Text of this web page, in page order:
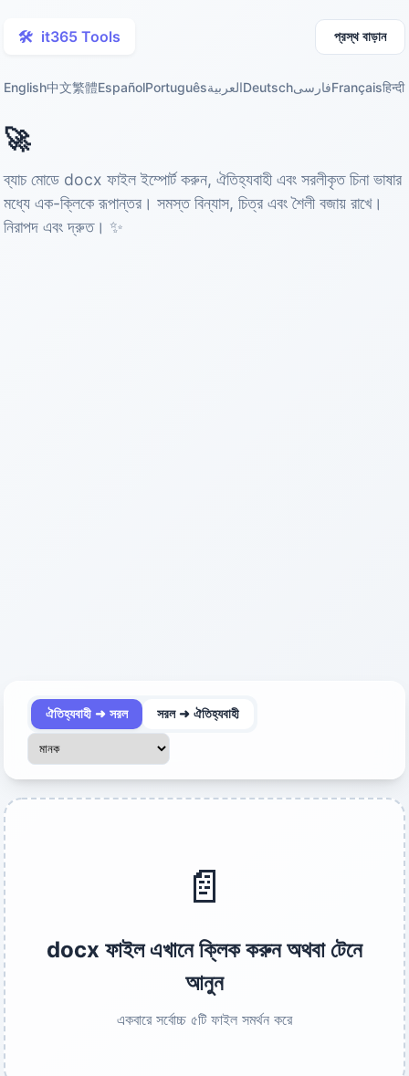
🛠️ it365 Tools প্রস্থ বাড়ান
English中文繁體EspañolPortuguêsالعربيةDeutschفارسیFrançaisहिन्दी
🚀
ব্যাচ মোডে docx ফাইল ইম্পোর্ট করুন, ঐতিহ্যবাহী এবং সরলীকৃত চিনা ভাষার
মধ্যে এক-ক্লিকে রূপান্তর। সমস্ত বিন্যাস, চিত্র এবং শৈলী বজায় রাখে।
নিরাপদ এবং দ্রুত। ✨
ঐতিহ্যবাহী ➜ সরল সরল ➜ ঐতিহ্যবাহী
📄
docx ফাইল এখানে ক্লিক করুন অথবা টেনে
আনুন
একবারে সর্বোচ্চ ৫টি ফাইল সমর্থন করে